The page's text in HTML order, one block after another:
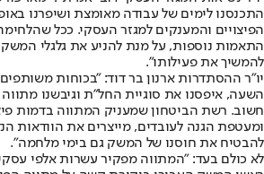
התכנסנו לימים של עבודה מאומצת ושיפרנו
הפיצויים והמענקים למגזר העסקי. ככל
התאמות נוספות, על מנת להניע את גלגלי המשק
להמשיך את פעילותו".
יו״ר ההסתדרות ארנון בר דוד: "בכוחות
השעה, איפסנו את סוגיית החל"ת וגיבשנו
חשוב. רשת הביטחון שמעניק המתווה בדמות
ומעטפת הגנה לעובדים, מייצרים את הוודאות
להבטיח את חוסנו של המשק גם בימי מלחמה".
לא כולם בעד: "המתווה מפקיר עשרות אלפי